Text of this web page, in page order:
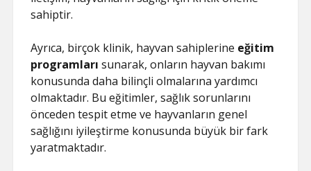
sahiptir.
Ayrıca, birçok klinik, hayvan sahiplerine eğitim
programları sunarak, onların hayvan bakımı
konusunda daha bilinçli olmalarına yardımcı
olmaktadır. Bu eğitimler, sağlık sorunlarını
önceden tespit etme ve hayvanların genel
sağlığını iyileştirme konusunda büyük bir fark
yaratmaktadır.